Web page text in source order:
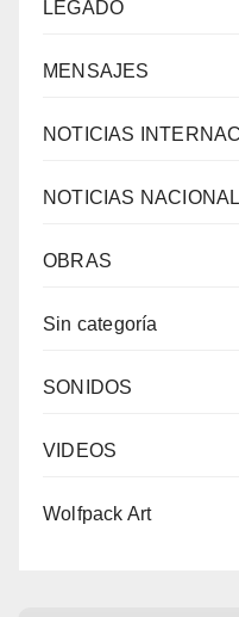
LEGADO
MENSAJES
NOTICIAS
NOTICIAS
OBRAS
Sin categoría
SONIDOS
VIDEOS
Wolfpack Art